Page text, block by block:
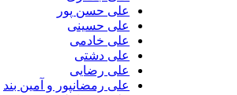
علی حسن پور
علی حسینی
علی خادمی
علی دشتی
علی رضایی
علی رمضانپور و آمین بند